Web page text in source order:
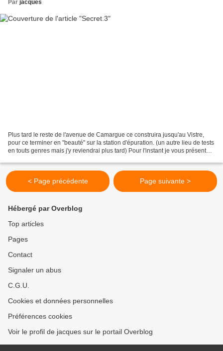
Par jacques
Plus tard le reste de l'avenue de Camargue ce construira jusqu'au Vistre,
pour ce terminer en "beauté" sur la station d'épuration. (un autre lieu de tests
en touts genres mais j'y reviendrai plus tard) Pour l'instant je vous présente,
< Page précédente Page suivante >
Hébergé par Overblog
Top articles
Pages
Contact
Signaler un abus
C.G.U.
Cookies et données personnelles
Préférences cookies
Voir le profil de jacques sur le portail Overblog